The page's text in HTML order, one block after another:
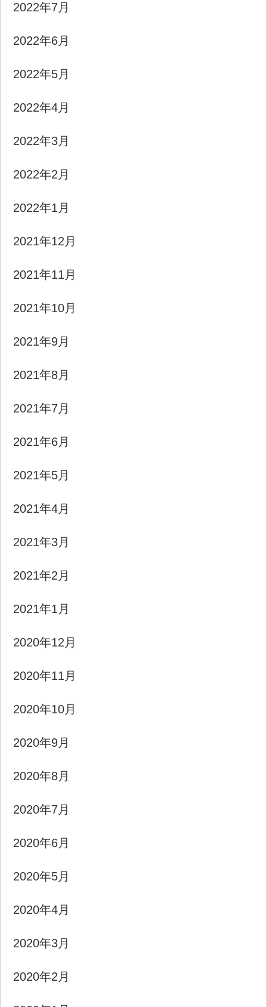
2022年7月
2022年6月
2022年5月
2022年4月
2022年3月
2022年2月
2022年1月
2021年12月
2021年11月
2021年10月
2021年9月
2021年8月
2021年7月
2021年6月
2021年5月
2021年4月
2021年3月
2021年2月
2021年1月
2020年12月
2020年11月
2020年10月
2020年9月
2020年8月
2020年7月
2020年6月
2020年5月
2020年4月
2020年3月
2020年2月